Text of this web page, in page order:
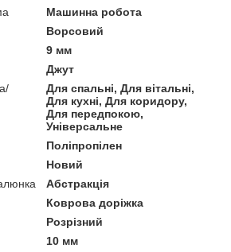
Машинна робота
Ворсовий
9 мм
Джут
Для спальні, Для вітальні,
Для кухні, Для коридору,
Для передпокою,
Універсальне
Поліпропілен
Новий
Абстракція
Коврова доріжка
Розрізний
10 мм